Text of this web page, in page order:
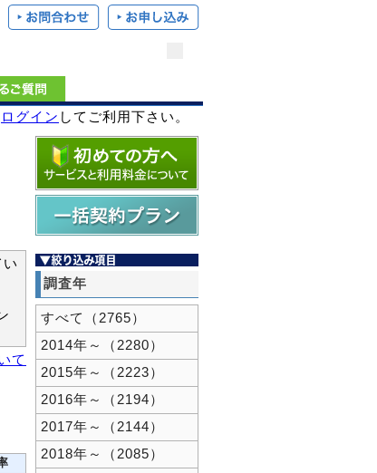
ログイン してご利用下さい。
て
調査年
すべて（2765）
2014年～（2280）
2015年～（2223）
2016年～（2194）
2017年～（2144）
2018年～（2085）